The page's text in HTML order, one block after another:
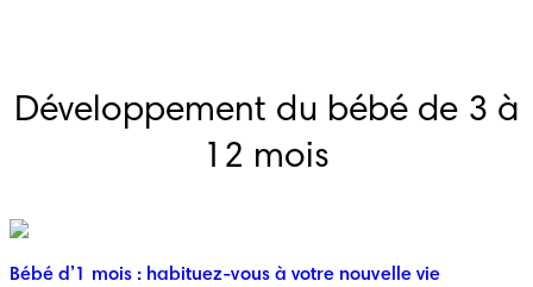
Développement du bébé de 3 à
12 mois
Bébé d’1 mois : habituez-vous à votre nouvelle vie